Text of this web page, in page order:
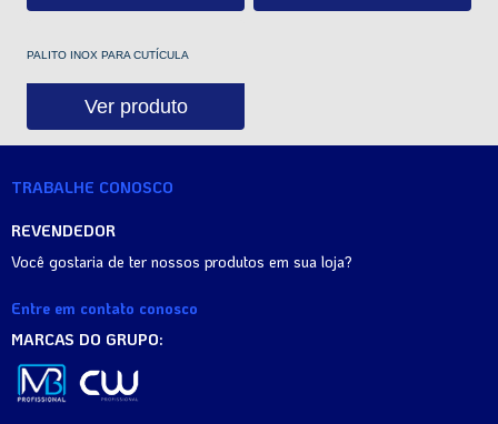
PALITO INOX PARA CUTÍCULA
Ver produto
TRABALHE CONOSCO
REVENDEDOR
Você gostaria de ter nossos produtos em sua loja?
Entre em contato conosco
MARCAS DO GRUPO: